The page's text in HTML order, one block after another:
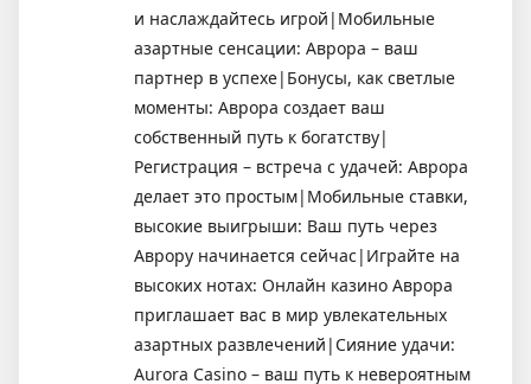
и наслаждайтесь игрой|Мобильные
азартные сенсации: Аврора – ваш
партнер в успехе|Бонусы, как светлые
моменты: Аврора создает ваш
собственный путь к богатству|
Регистрация – встреча с удачей: Аврора
делает это простым|Мобильные ставки,
высокие выигрыши: Ваш путь через
Аврору начинается сейчас|Играйте на
высоких нотах: Онлайн казино Аврора
приглашает вас в мир увлекательных
азартных развлечений|Сияние удачи:
Aurora Casino – ваш путь к невероятным